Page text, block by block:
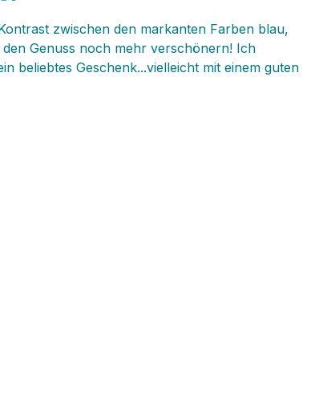
zwischen den markanten Farben blau,
Genuss noch mehr verschönern! Ich
beliebtes Geschenk...vielleicht mit einem guten